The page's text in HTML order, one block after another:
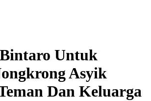
Untuk
Asyik
Dan Keluarga